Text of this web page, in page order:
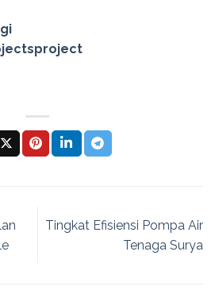
Tingkat Efisiensi Pompa Air
Tenaga Surya